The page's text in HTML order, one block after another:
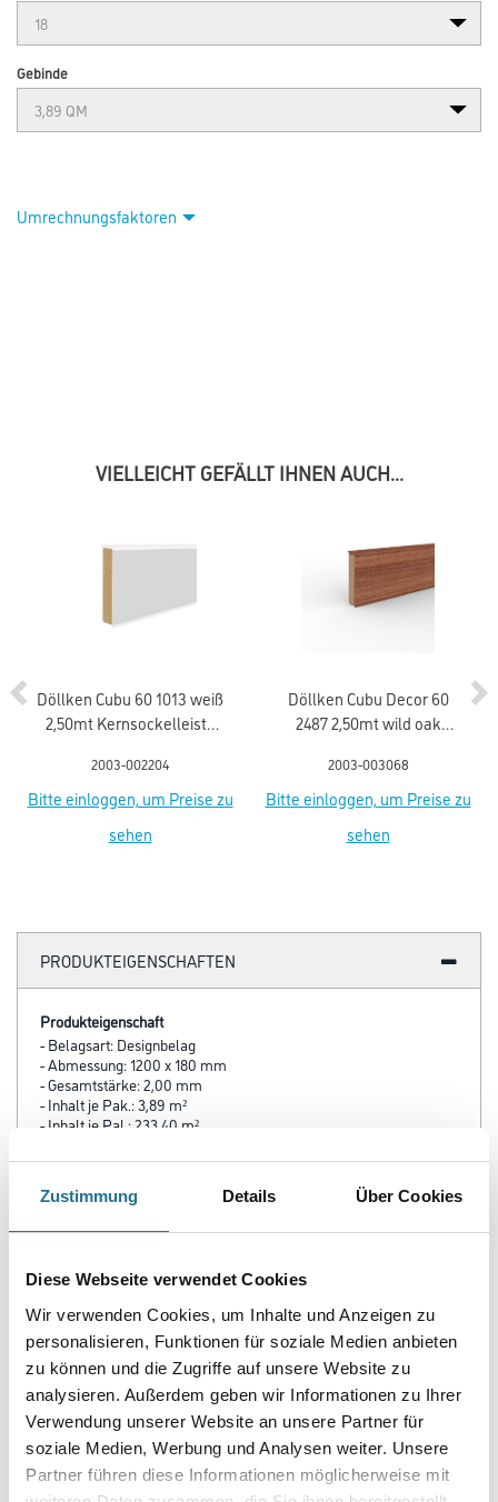
Zustimmung Details Über Cookies
Diese Webseite verwendet Cookies
Wir verwenden Cookies, um Inhalte und Anzeigen zu
personalisieren, Funktionen für soziale Medien anbieten
zu können und die Zugriffe auf unsere Website zu
analysieren. Außerdem geben wir Informationen zu Ihrer
Verwendung unserer Website an unsere Partner für
soziale Medien, Werbung und Analysen weiter. Unsere
Partner führen diese Informationen möglicherweise mit
Gebinde
Umrechnungsfaktoren
VIELLEICHT GEFÄLLT IHNEN AUCH...
Döllken Cubu 60 1013 weiß
2,50mt Kernsockelleiste
2003-002204
Bitte einloggen, um Preise zu
sehen
Döllken Cubu Decor 60
2487 2,50mt wild oak
2003-003068
Bitte einloggen, um Preise zu
sehen
PRODUKTEIGENSCHAFTEN
Produkteigenschaft
- Belagsart: Designbelag
- Abmessung: 1200 x 180 mm
- Gesamtstärke: 2,00 mm
- Inhalt je Pak.: 3,89 m²
- Inhalt je Pal.: 233,40 m²
- Nutzschicht: 0,40 mm
- Nutzungsklasse: 23/32/41
- Fußbodenheizung: geeignet, max. 27 °C
ZUSATZINFOS
GEFAHRENHINWEISE